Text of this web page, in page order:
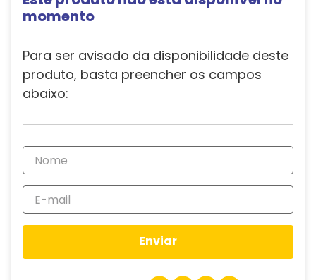
momento
Para ser avisado da disponibilidade deste
produto, basta preencher os campos
abaixo:
Enviar